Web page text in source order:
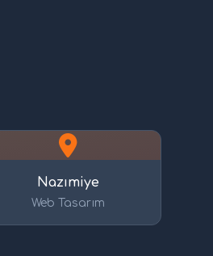
Nazımiye
Web Tasarım